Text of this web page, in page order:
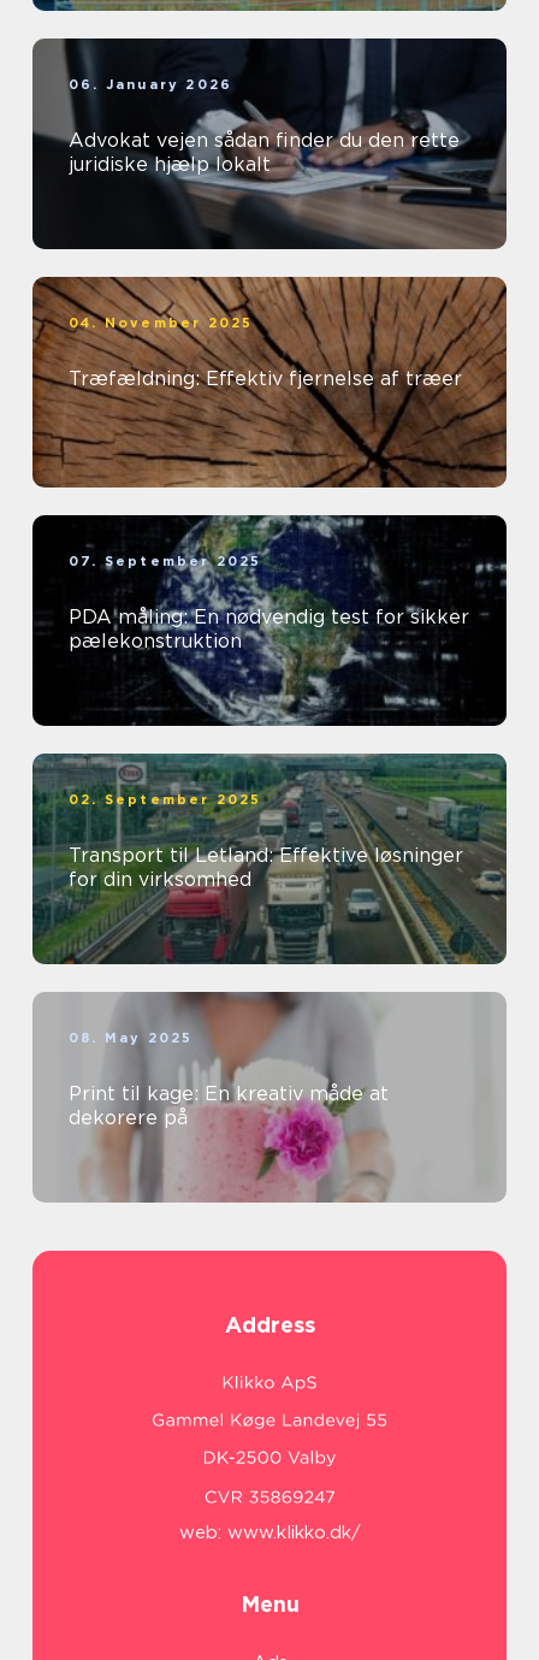
06. January 2026
Advokat vejen sådan finder du den rette
juridiske hjælp lokalt
04. November 2025
Træfældning: Effektiv fjernelse af træer
07. September 2025
PDA måling: En nødvendig test for sikker
pælekonstruktion
02. September 2025
Transport til Letland: Effektive løsninger
for din virksomhed
08. May 2025
Print til kage: En kreativ måde at
dekorere på
Address
web: www.klikko.dk/
Menu